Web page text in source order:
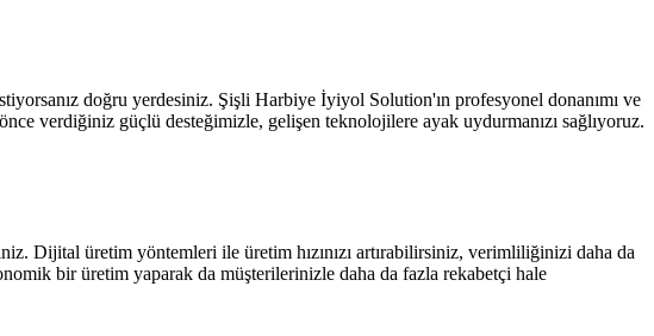
doğru yerdesiniz. Şişli Harbiye İyiyol Solution'ın profesyonel donanımı ve
verdiğiniz güçlü desteğimizle, gelişen teknolojilere ayak uydurmanızı sağlıyoruz.
Dijital üretim yöntemleri ile üretim hızınızı artırabilirsiniz, verimliliğinizi daha da
bir üretim yaparak da müşterilerinizle daha da fazla rekabetçi hale